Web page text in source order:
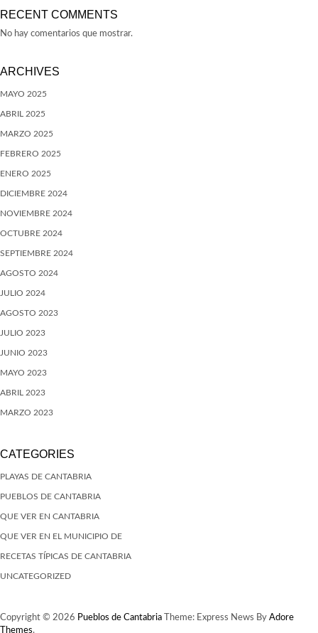
RECENT COMMENTS
No hay comentarios que mostrar.
ARCHIVES
MAYO 2025
ABRIL 2025
MARZO 2025
FEBRERO 2025
ENERO 2025
DICIEMBRE 2024
NOVIEMBRE 2024
OCTUBRE 2024
SEPTIEMBRE 2024
AGOSTO 2024
JULIO 2024
AGOSTO 2023
JULIO 2023
JUNIO 2023
MAYO 2023
ABRIL 2023
MARZO 2023
CATEGORIES
PLAYAS DE CANTABRIA
PUEBLOS DE CANTABRIA
QUE VER EN CANTABRIA
QUE VER EN EL MUNICIPIO DE
RECETAS TÍPICAS DE CANTABRIA
UNCATEGORIZED
Copyright © 2026 Pueblos de Cantabria Theme: Express News By Adore
Themes.